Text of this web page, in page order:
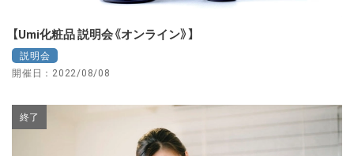
【Umi化粧品 説明会《オンライン》】
説明会
開催日：2022/08/08
終了